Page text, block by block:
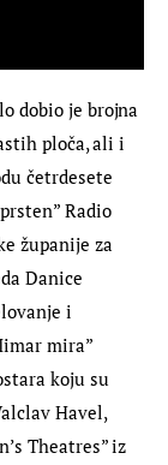
dobio je brojna
ploča, ali i
četrdesete
Radio
županije za
Danice
i
mira”
koju su
Havel,
Theatres” iz